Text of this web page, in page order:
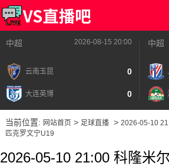
中超 2026-08-15 20:00
云南玉昆 0
大连英博 0
中超
当前位置: 网站首页> 足球直播> 2026-05-10
匹克罗文宁U19
2026-05-10 21:00 科隆米